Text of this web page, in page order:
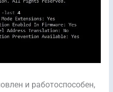
и работоспособен,